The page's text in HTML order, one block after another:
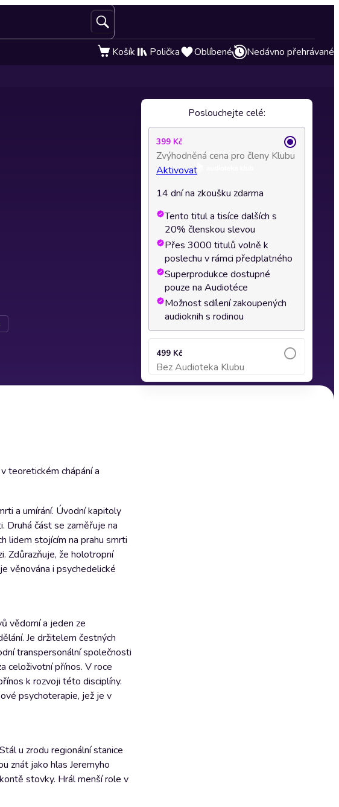
Košík Polička Oblíbené Nedávno přehrávané
teoretickém chápání a
a umírání. Úvodní kapitoly
Druhá část se zaměřuje na
lidem stojícím na prahu smrti
Zdůrazňuje, že holotropní
věnována i psychedelické
vědomí a jeden ze
Je držitelem čestných
transpersonální společnosti
celoživotní přínos. V roce
k rozvoji této disciplíny.
psychoterapie, jež je v
u zrodu regionální stanice
znát jako hlas Jeremyho
stovky. Hrál menší role v
Poslouchejte celé:
399 Kč
Zvýhodněná cena pro členy Klubu
Aktivovat
14 dní na zkoušku zdarma
Tento titul a tisíce dalších s
20% členskou slevou
Přes 3000 titulů volně k
poslechu v rámci předplatného
Superprodukce dostupné
pouze na Audiotéce
Možnost sdílení zakoupených
audioknih s rodinou
499 Kč
Bez Audioteka Klubu
Přidat do košíku